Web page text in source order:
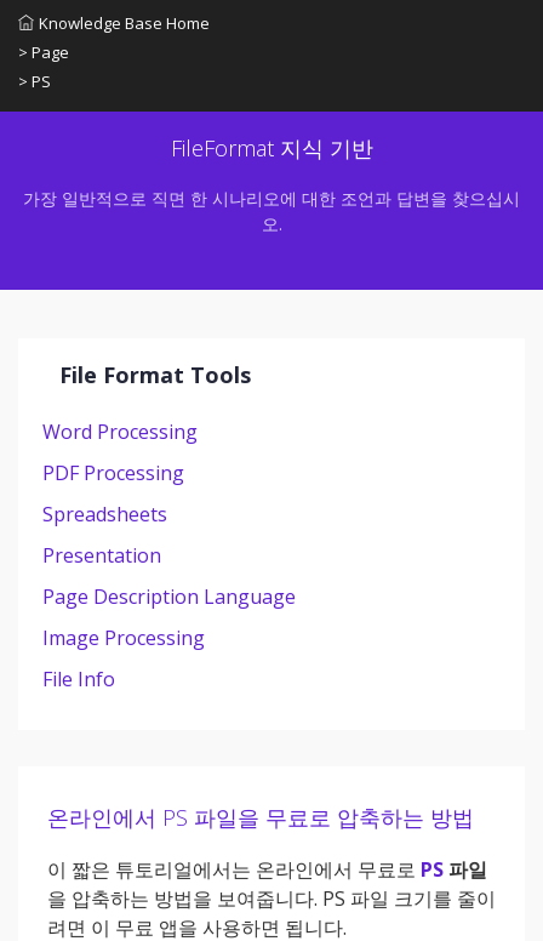
Knowledge Base Home
> Page
> PS
FileFormat 지식 기반
가장 일반적으로 직면 한 시나리오에 대한 조언과 답변을 찾으십시
오.
File Format Tools
Word Processing
PDF Processing
Spreadsheets
Presentation
Page Description Language
Image Processing
File Info
온라인에서 PS 파일을 무료로 압축하는 방법
이 짧은 튜토리얼에서는 온라인에서 무료로 PS파일
을 압축하는 방법을 보여줍니다. PS 파일 크기를 줄이
려면 이 무료 앱을 사용하면 됩니다.